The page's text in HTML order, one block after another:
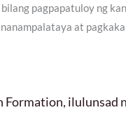
bilang pagpapatuloy ng
at
Formation, ilulunsad